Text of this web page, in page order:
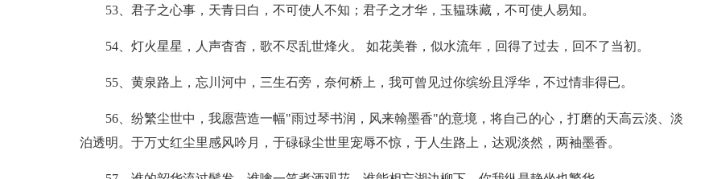
53、君子之心事，天青日白，不可使人不知；君子之才华，玉韫珠藏，不可使人易知。
54、灯火星星，人声杳杳，歌不尽乱世烽火。 如花美眷，似水流年，回得了过去，回不了当初。
55、黄泉路上，忘川河中，三生石旁，奈何桥上，我可曾见过你缤纷且浮华，不过情非得已。
56、纷繁尘世中，我愿营造一幅"雨过琴书润，风来翰墨香"的意境，将自己的心，打磨的天高云淡、淡
泊透明。于万丈红尘里感风吟月，于碌碌尘世里宠辱不惊，于人生路上，达观淡然，两袖墨香。